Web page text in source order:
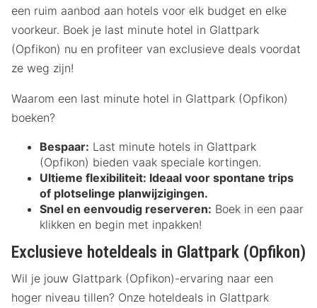
een ruim aanbod aan hotels voor elk budget en elke
voorkeur. Boek je last minute hotel in Glattpark
(Opfikon) nu en profiteer van exclusieve deals voordat
ze weg zijn!
Waarom een last minute hotel in Glattpark (Opfikon)
boeken?
Bespaar: Last minute hotels in Glattpark
(Opfikon) bieden vaak speciale kortingen.
Ultieme flexibiliteit: Ideaal voor spontane trips
of plotselinge planwijzigingen.
Snel en eenvoudig reserveren: Boek in een paar
klikken en begin met inpakken!
Exclusieve hoteldeals in Glattpark (Opfikon)
Wil je jouw Glattpark (Opfikon)-ervaring naar een
hoger niveau tillen? Onze hoteldeals in Glattpark